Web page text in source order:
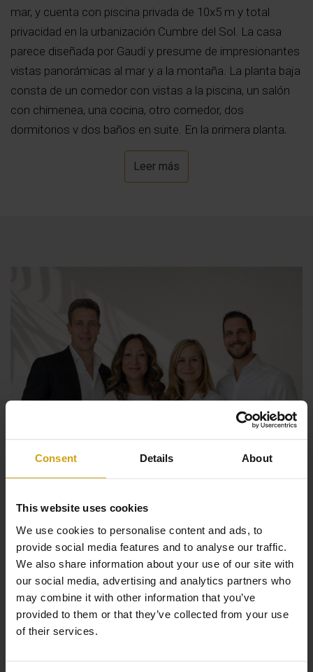
Consent Details About
This website uses cookies
We use cookies to personalise content and ads, to
provide social media features and to analyse our traffic.
We also share information about your use of our site with
our social media, advertising and analytics partners who
may combine it with other information that you’ve
provided to them or that they’ve collected from your use
of their services.
mar, y cuenta con piscina privada de 10x5 m y total
privacidad en la urbanización Cumbre del Sol. La casa
parece diseñada por Gaudí y presume de impresionantes
vistas panorámicas al mar y a la montaña. La planta baja
consta de un comedor con vistas a la piscina, un salón
con chimenea, una cocina, otro comedor, dos
dormitorios y dos baños en suite. En la primera planta,
hay otro amplio dormitorio con baño, una terraza y un
solárium con vistas panorámicas de 360º. También
Leer más
Los beneficios de CasaLasDunas
Especializados en obra nueva y edificios existentes.
Venta y alquiler bajo un mismo techo.